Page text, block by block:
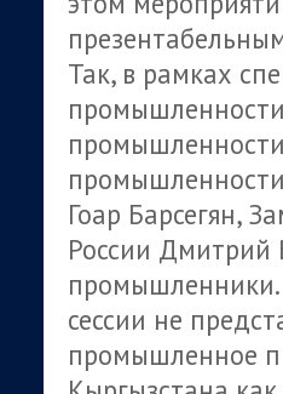
Так, в рамках
Гоар Барсегян,
России Дмитрий
промышленники.
сессии не
промышленное